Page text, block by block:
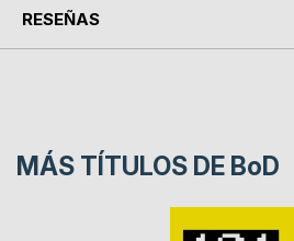
RESEÑAS
MÁS TÍTULOS DE BoD